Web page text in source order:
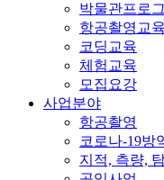
박물관프로
항공촬영교육
코딩교육
체험교육
모집요강
사업분야
항공촬영
코로나-19방
지적, 측량,